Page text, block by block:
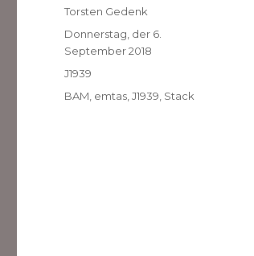
Autor
Torsten Gedenk
Veröffentlicht
am
Donnerstag, der 6.
September 2018
Kategorien
J1939
Schlagwörter
BAM emtas ,J1939 Stack